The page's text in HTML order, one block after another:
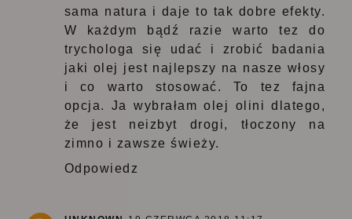
sama natura i daje to tak dobre efekty.
W każdym bądź razie warto tez do
trychologa się udać i zrobić badania
jaki olej jest najlepszy na nasze włosy
i co warto stosować. To tez fajna
opcja. Ja wybrałam olej olini dlatego,
że jest neizbyt drogi, tłoczony na
zimno i zawsze świeży.
Odpowiedz